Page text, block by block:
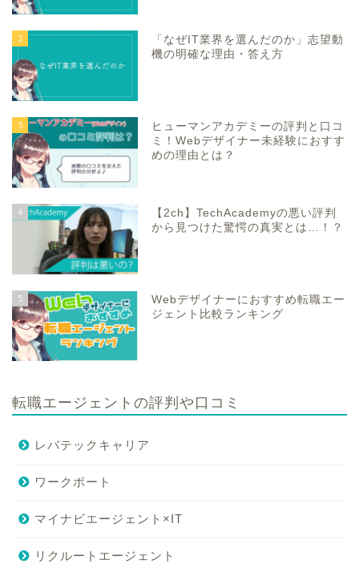
2
「なぜIT業界を選んだのか」志望動
機の明確な理由・答え方
3
ヒューマンアカデミーの評判と口コ
ミ！Webデザイナー未経験におすす
めの理由とは？
4
【2ch】TechAcademyの悪い評判
から見つけた驚愕の真実とは…！？
5
Webデザイナーにおすすめ転職エー
ジェント比較ランキング
転職エージェントの評判や口コミ
レバテックキャリア
ワークポート
マイナビエージェント×IT
リクルートエージェント